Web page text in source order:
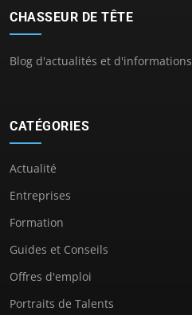
CHASSEUR DE TÊTE
Blog d'actualités et d'informations
CATÉGORIES
Actualité
Entreprises
Formation
Guides et Conseils
Offres d'emploi
Portraits de Talents